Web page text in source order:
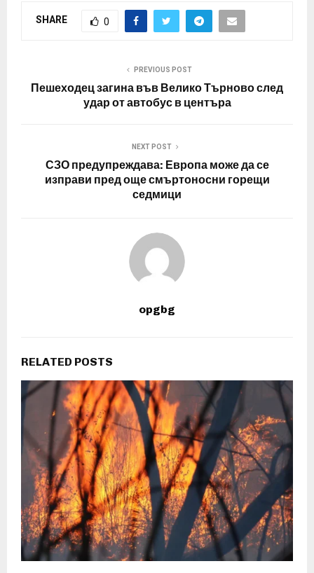
SHARE 0
PREVIOUS POST
Пешеходец загина във Велико Търново след
удар от автобус в центъра
NEXT POST
СЗО предупреждава: Европа може да се
изправи пред още смъртоносни горещи
седмици
opgbg
RELATED POSTS